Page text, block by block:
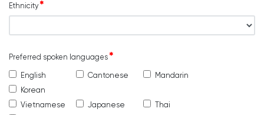
Ethnicity
Preferred spoken languages
English Cantonese
Mandarin
Korean
Vietnamese
Japanese
Thai